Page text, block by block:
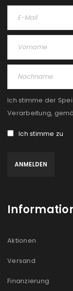
Ich stimme der
Verarbeitung,
Ich stimme zu
Aktionen
Versand
Finanzierung